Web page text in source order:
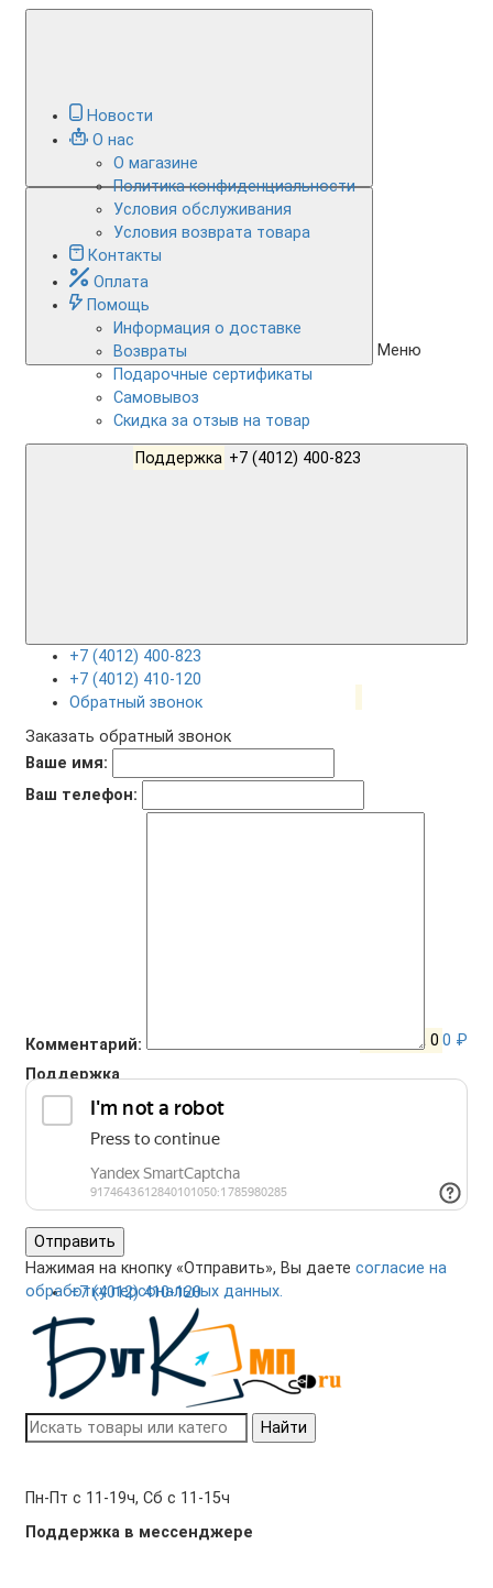
Меню
Корзина 0 0 ₽
Поддержка
+7 (4012) 400-823
+7 (4012) 410-120
Пн-Пт с 11-19ч, Сб с 11-15ч
Поддержка в мессенджере
Новости
О нас
О магазине
Политика конфиденциальности
Условия обслуживания
Условия возврата товара
Контакты
Оплата
Помощь
Информация о доставке
Возвраты
Подарочные сертификаты
Самовывоз
Скидка за отзыв на товар
Поддержка
+7 (4012) 400-823
+7 (4012) 410-120
Обратный звонок
Заказать обратный звонок
Ваше имя:
Ваш телефон:
Комментарий:
Отправить
Нажимая на кнопку «Отправить», Вы даете согласие на
обработку персональных данных.
Найти